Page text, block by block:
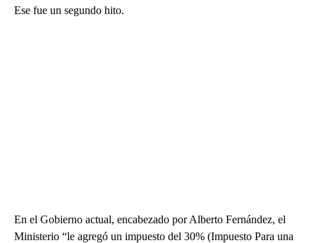
Ese fue un segundo hito.
En el Gobierno actual, encabezado por Alberto Fernández, el
Ministerio “le agregó un impuesto del 30% (Impuesto Para una